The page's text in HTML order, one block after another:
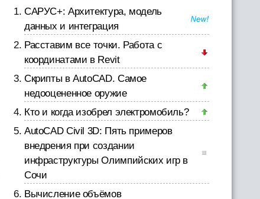
САРУС+: Архитектура, модель
данных и интеграция
Расставим все точки. Работа с
координатами в Revit
Скрипты в AutoCAD. Самое
недооцененное оружие
Кто и когда изобрел электромобиль?
AutoCAD Civil 3D: Пять примеров
внедрения при создании
инфраструктуры Олимпийских игр в
Сочи
Вычисление объёмов